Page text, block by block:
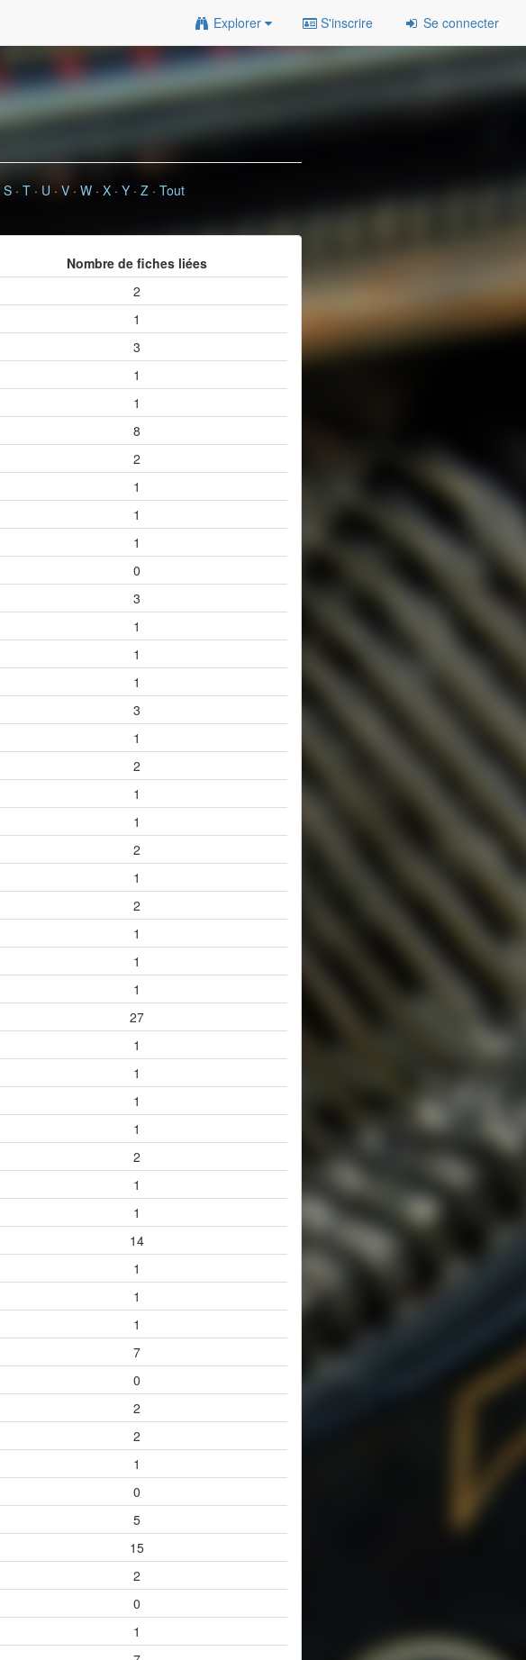
Explorer S'inscrire Se connecter
S· T· U · V· W· X· Y· Z· Tout
Nombre de fiches liées
2
1
3
1
1
8
2
1
1
1
0
3
1
1
1
3
1
2
1
1
2
1
2
1
1
1
27
1
1
1
1
2
1
1
14
1
1
1
7
0
2
2
1
0
5
15
2
0
1